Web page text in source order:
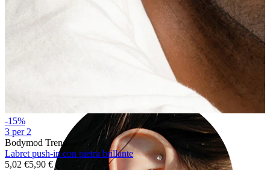
-15%
3 per 2
Bodymod Trend
Labret push-in con pietra brillante
5,02 €5,90 €